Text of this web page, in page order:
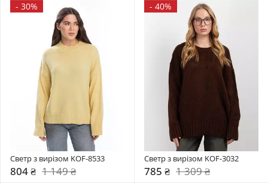
- 30%
Светр з вирізом KOF-8533
804 ₴ 1 149 ₴
- 40%
Светр з вирізом KOF-3032
785 ₴ 1 309 ₴